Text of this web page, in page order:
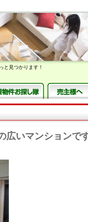
見つかります！
広いマンションで